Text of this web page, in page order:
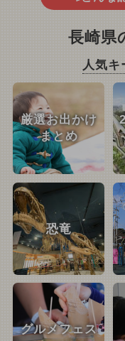
長崎県
人気キ
厳選お出かけ
まとめ
恐竜
グルメフェス